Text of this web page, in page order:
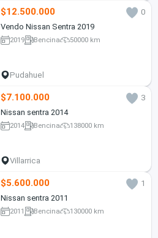
$12.500.000
0
Vendo Nissan Sentra 2019
2019 Bencina 50000 km
Pudahuel
$7.100.000
3
Nissan sentra 2014
2014 Bencina 138000 km
Villarrica
$5.600.000
1
Nissan sentra 2011
2011 Bencina 130000 km